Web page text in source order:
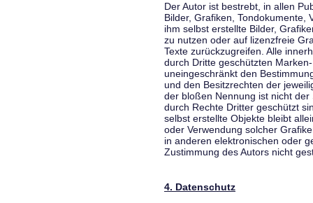
Der Autor ist bestrebt, in allen
Bilder, Grafiken, Tondokumente,
ihm selbst erstellte Bilder,
zu nutzen oder auf lizenzfreie
Texte zurückzugreifen. Alle
durch Dritte geschützten
uneingeschränkt den
und den Besitzrechten der
der bloßen Nennung ist nicht
durch Rechte Dritter geschützt
selbst erstellte Objekte bleibt
oder Verwendung solcher
in anderen elektronischen oder
Zustimmung des Autors nicht
4. Datenschutz